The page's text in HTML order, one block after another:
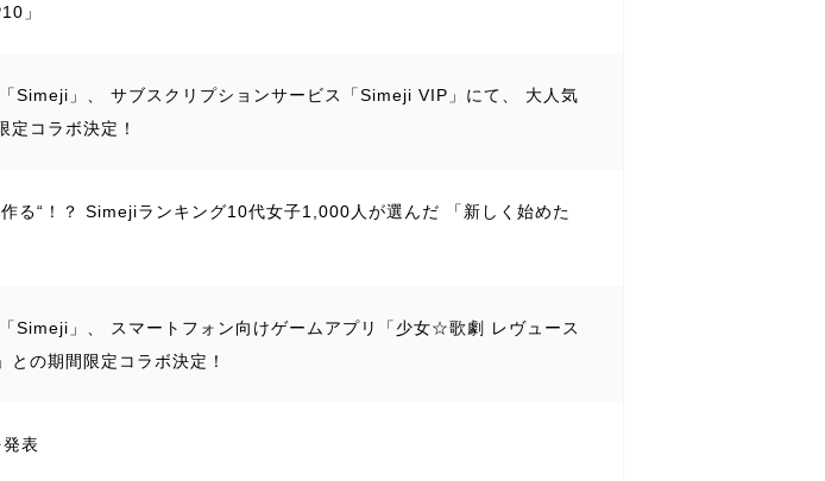
」
Simeji」、 サブスクリプションサービス「Simeji VIP」にて、 大人気
定コラボ決定！
る“！？ Simejiランキング10代女子1,000人が選んだ 「新しく始めた
Simeji」、 スマートフォン向けゲームアプリ「少女☆歌劇 レヴュース
の期間限定コラボ決定！
表